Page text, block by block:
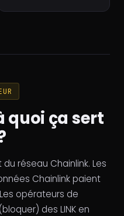
quoi ça sert
réseau Chainlink. Les
Chainlink paient
opérateurs de
des LINK en